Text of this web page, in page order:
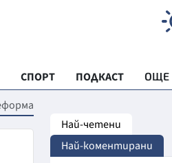
СПОРТ ПОДКАСТ ОЩЕ
"ЧУДЕСАТА НА БЪЛГАРИЯ"
Най-четени
Най-коментирани